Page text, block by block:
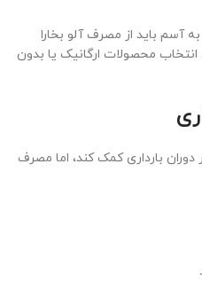
آسم باید از مصرف آلو بخارا
انتخاب محصولات ارگانیک یا بدون
دوران بارداری کمک کند، اما مصرف